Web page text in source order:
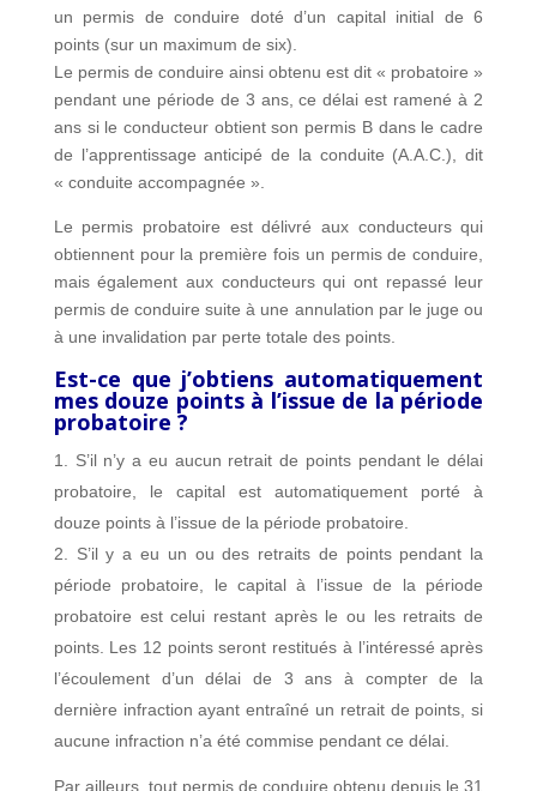
un permis de conduire doté d’un capital initial de 6
points (sur un maximum de six).
Le permis de conduire ainsi obtenu est dit « probatoire »
pendant une période de 3 ans, ce délai est ramené à 2
ans si le conducteur obtient son permis B dans le cadre
de l’apprentissage anticipé de la conduite (A.A.C.), dit
« conduite accompagnée ».
Le permis probatoire est délivré aux conducteurs qui
obtiennent pour la première fois un permis de conduire,
mais également aux conducteurs qui ont repassé leur
permis de conduire suite à une annulation par le juge ou
à une invalidation par perte totale des points.
Est-ce que j’obtiens automatiquement
mes douze points à l’issue de la période
probatoire ?
S’il n’y a eu aucun retrait de points pendant le délai
probatoire, le capital est automatiquement porté à
douze points à l’issue de la période probatoire.
S’il y a eu un ou des retraits de points pendant la
période probatoire, le capital à l’issue de la période
probatoire est celui restant après le ou les retraits de
points. Les 12 points seront restitués à l’intéressé après
l’écoulement d’un délai de 3 ans à compter de la
dernière infraction ayant entraîné un retrait de points, si
aucune infraction n’a été commise pendant ce délai.
Par ailleurs, tout permis de conduire obtenu depuis le 31